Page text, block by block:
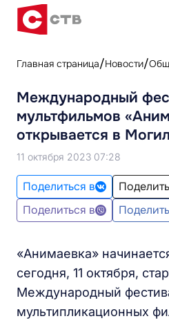
Главная страница Новости
Международный
мультфильмов
открывается в
11 октября 2023 07:28
Поделиться в
Поделиться в
«Анимаевка»
сегодня, 11 октября,
Международный
мультипликационных